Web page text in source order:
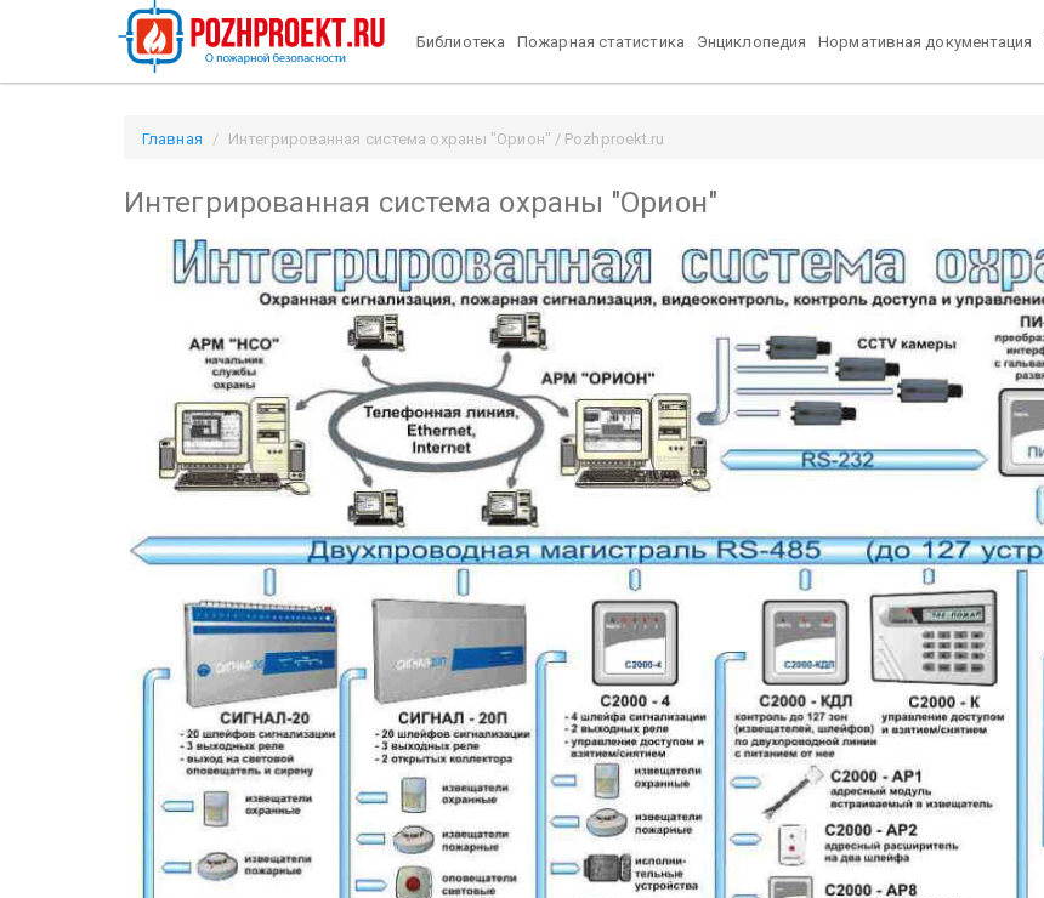
Библиотека Пожарная статистика Энциклопедия Нормативная документация
Главная Интегрированная система охраны "Орион" / Pozhproekt.ru
Интегрированная система охраны "Орион"